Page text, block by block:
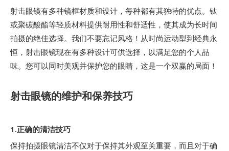
射击眼镜有多种镜框材质和设计，每种都有其独特的优点。钛
或聚碳酸酯等轻质材料提供耐用性和舒适性，使其成为长时间
拍摄的绝佳选择。我们不要忘记风格！从时尚运动型到经典永
恒，射击眼镜现在有多种设计可供选择，以满足您的个人品
味。您可以同时美观并保护您的眼睛，这是一个双赢的局面！
射击眼镜的维护和保养技巧
1.正确的清洁技巧
保持拍摄眼镜清洁不仅对于保持其外观至关重要，而且对于确